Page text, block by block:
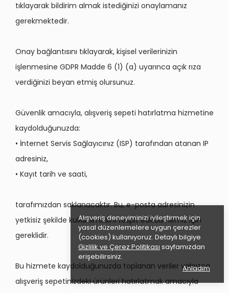
Alışveriş deneyiminizi iyileştirmek için
yasal düzenlemelere uygun çerezler
(cookies) kullanıyoruz. Detaylı bilgiye
Gizlilik ve Çerez Politikası sayfamızdan
erişebilirsiniz.
Anladım
tıklayarak bildirim almak istediğinizi onaylamanız
gerekmektedir.
Onay bağlantısını tıklayarak, kişisel verilerinizin
işlenmesine GDPR Madde 6 (1) (a) uyarınca açık rıza
verdiğinizi beyan etmiş olursunuz.
Güvenlik amacıyla, alışveriş sepeti hatırlatma hizmetine
kaydolduğunuzda:
• İnternet Servis Sağlayıcınız (ISP) tarafından atanan IP
adresiniz,
• Kayıt tarih ve saati,
tarafımızdan saklanacaktır. Bu, e-posta adresinizin
yetkisiz şekilde kullanılmasını tespit edebilmemiz için
gereklidir.
Bu hizmete kaydolduğunuzda toplanan veriler yalnızca
alışveriş sepetinizdeki ürünleri hatırlatmak amacıyla